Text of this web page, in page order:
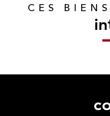
CES